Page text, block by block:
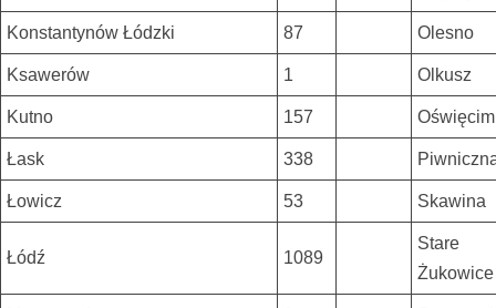
Konstantynów Łódzki 87 Olesno
Ksawerów 1 Olkusz
Kutno 157 Oświęcim
Łask 338
Łowicz 53 Skawina
Łódź 1089
Stare
Żukowice